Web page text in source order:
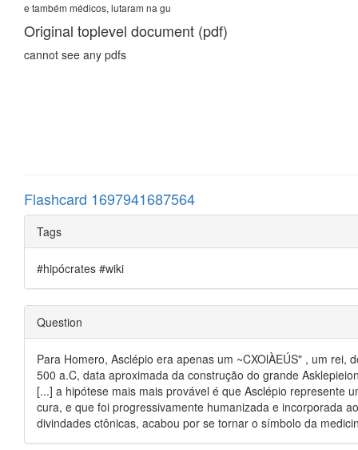
e também médicos, lutaram na gu
Original toplevel document (pdf)
cannot see any pdfs
Flashcard 1697941687564
Tags
#hipócrates #wiki
Question
Para Homero, Asclépio era apenas um ~CXOlÀEÚS" , um
500 a.C, data aproximada da construção do grande
[...] a hipótese mais mais provável é que Asclépio represente
cura, e que foi progressivamente humanizada e incorporada
divindades ctônicas, acabou por se tornar o símbolo da